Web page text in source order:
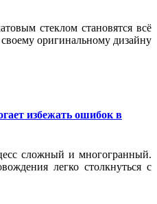
стеклом становятся всё
оригинальному дизайну
избежать ошибок в
сложный и многогранный.
легко столкнуться с